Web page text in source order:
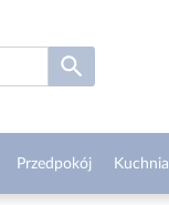
Przedpokój Kuchnia